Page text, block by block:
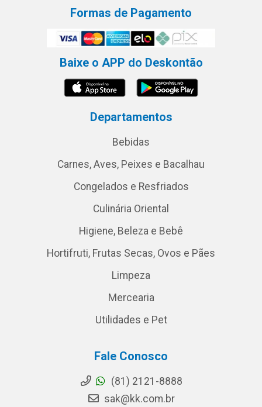
Formas de Pagamento
Baixe o APP do Deskontão
Departamentos
Bebidas
Carnes, Aves, Peixes e Bacalhau
Congelados e Resfriados
Culinária Oriental
Higiene, Beleza e Bebê
Hortifruti, Frutas Secas, Ovos e Pães
Limpeza
Mercearia
Utilidades e Pet
Fale Conosco
(81) 2121-8888
sak@kk.com.br